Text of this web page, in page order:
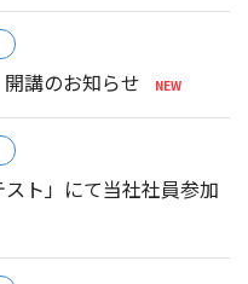
講のお知らせ
ト」にて当社社員参加